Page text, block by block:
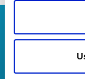
The Guide to
Real-time